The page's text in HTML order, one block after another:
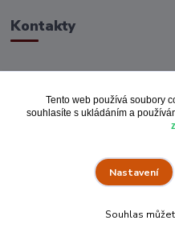
Kontakty
Vytvořeno na
Tento web používá soubory
souhlasíte s ukládáním a
Nastavení
Souhlas